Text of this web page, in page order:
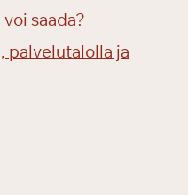
saada?
palvelutalolla ja